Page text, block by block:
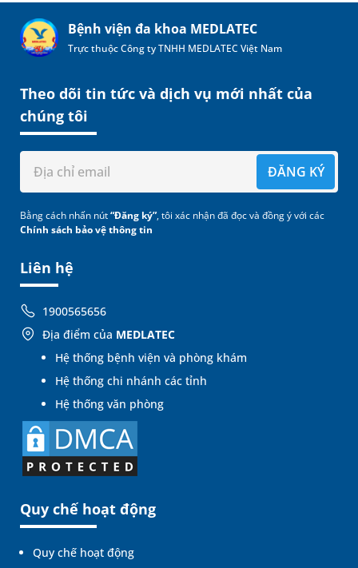
Bệnh viện đa khoa MEDLATEC
Trực thuộc Công ty TNHH MEDLATEC Việt Nam
Liên hệ
1900565656
Địa điểm của MEDLATEC
Hệ thống bệnh viện và phòng khám
Hệ thống chi nhánh các tỉnh
Hệ thống văn phòng
Quy chế hoạt động
Quy chế hoạt động
Theo dõi tin tức và dịch vụ mới nhất của
chúng tôi
ĐĂNG KÝ
Bằng cách nhấn nút“Đăng ký”, tôi xác nhận đã đọc và đồng ý với các
Chính sách bảo vệ thông tin